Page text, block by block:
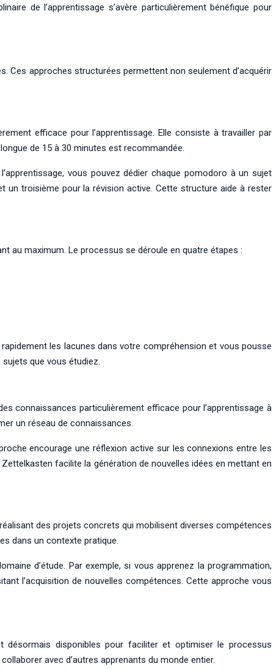
de l’apprentissage s’avère particulièrement bénéfique pour
Ces approches structurées permettent non seulement d’acquérir
efficace pour l’apprentissage. Elle consiste à travailler par
de 15 à 30 minutes est recommandée.
vous pouvez dédier chaque pomodoro à un sujet
un troisième pour la révision active. Cette structure aide à rester
au maximum. Le processus se déroule en quatre étapes :
les lacunes dans votre compréhension et vous pousse
que vous étudiez.
connaissances particulièrement efficace pour l’apprentissage à
un réseau de connaissances.
encourage une réflexion active sur les connexions entre les
facilite la génération de nouvelles idées en mettant en
des projets concrets qui mobilisent diverses compétences
dans un contexte pratique.
d’étude. Par exemple, si vous apprenez la programmation,
l’acquisition de nouvelles compétences. Cette approche vous
désormais disponibles pour faciliter et optimiser le processus
avec d’autres apprenants du monde entier.